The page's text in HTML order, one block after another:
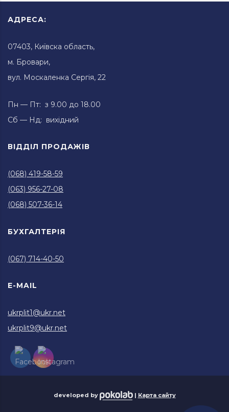
АДРЕСА:
07403, Київска область,
м. Бровари,
вул. Москаленка Сергія, 22
Пн — Пт: з 9.00 до 18.00
Сб — Нд: вихідний
ВІДДІЛ ПРОДАЖІВ
(068) 419-58-59
(063) 956-27-08
(068) 507-36-14
БУХГАЛТЕРІЯ
(067) 714-40-50
E-MAIL
ukrplit1@ukr.net
ukrplit9@ukr.net
developed by | Карта сайту